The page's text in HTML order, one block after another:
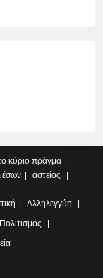
κύριο πράγμα
αστείος
Αλληλεγγύη
Πολιτισμός